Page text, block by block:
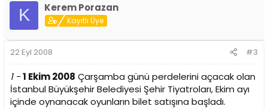
K Kerem Porazan
Kayıtlı Üye
22 Eyl 2008 #3
1 -1 Ekim 2008 Çarşamba günü perdelerini açacak olan
İstanbul Büyükşehir Belediyesi Şehir Tiyatroları, Ekim ayı
içinde oynanacak oyunların bilet satışına başladı.